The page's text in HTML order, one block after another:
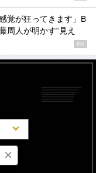
覚が狂ってきます」B
周人が明かす“見え
PR
週間
×